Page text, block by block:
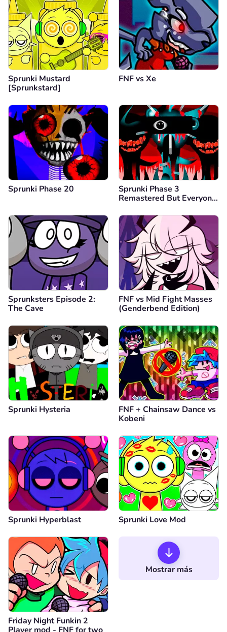
Sprunki Mustard
[Sprunkstard]
FNF vs Xе
Sprunki Phase 20
Sprunki Phase 3
Remastered But Everyone
Sprunksters Episode 2:
The Cave
FNF vs Mid Fight Masses
(Genderbend Edition)
Sprunki Hysteria
FNF + Chainsaw Dance vs
Kobeni
Sprunki Hyperblast Sprunki Love Mod
Friday Night Funkin 2
Player mod - FNF for two
Mostrar más